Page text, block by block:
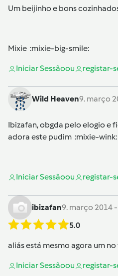
Um beijinho e bons
Mixie :mixie-big-smile:
Iniciar Sessãoou registar-
Wild Heaven9. março
Ibizafan, obgda pelo elogio e
adora este pudim :mixie-wink:
Iniciar Sessãoou registar-
ibizafan9. março 2014
5.0
aliás está mesmo agora um
Iniciar Sessãoou registar-